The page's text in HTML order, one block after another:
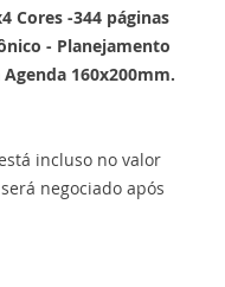
Cores -344 páginas
- Planejamento
160x200mm.
incluso no valor
negociado após